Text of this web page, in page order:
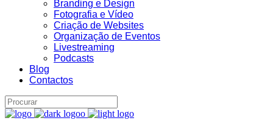
Branding e Design
Fotografia e Vídeo
Criação de Websites
Organização de Eventos
Livestreaming
Podcasts
Blog
Contactos